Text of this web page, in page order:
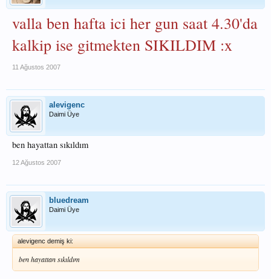
valla ben hafta ici her gun saat 4.30'da
kalkip ise gitmekten SIKILDIM :x
11 Ağustos 2007
alevigenc
Daimi Üye
ben hayattan sıkıldım
12 Ağustos 2007
bluedream
Daimi Üye
alevigenc demiş ki:
ben hayattan sıkıldım